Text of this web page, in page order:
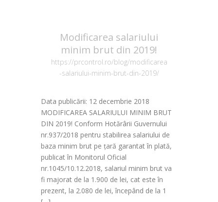
Modificarea salariului
minim brut din 2019!
https://prcontrol.ro/blog/modificarea
-salariului-minim-brut-din-2019/
Data publicării: 12 decembrie 2018
MODIFICAREA SALARIULUI MINIM BRUT
DIN 2019! Conform Hotărârii Guvernului
nr.937/2018 pentru stabilirea salariului de
baza minim brut pe țară garantat în plată,
publicat în Monitorul Oficial
nr.1045/10.12.2018, salariul minim brut va
fi majorat de la 1.900 de lei, cat este în
prezent, la 2.080 de lei, începând de la 1